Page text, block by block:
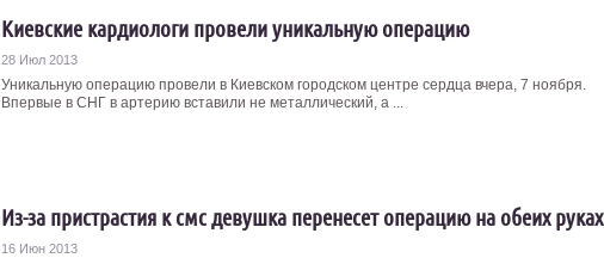
Киевские кардиологи провели уникальную операцию
28 Июл 2013
Уникальную операцию провели в Киевском городском центре сердца вчера, 7 ноября.
Впервые в СНГ в артерию вставили не металлический, а ...
Из-за пристрастия к смс девушка перенесет операцию на обеих руках
16 Июн 2013